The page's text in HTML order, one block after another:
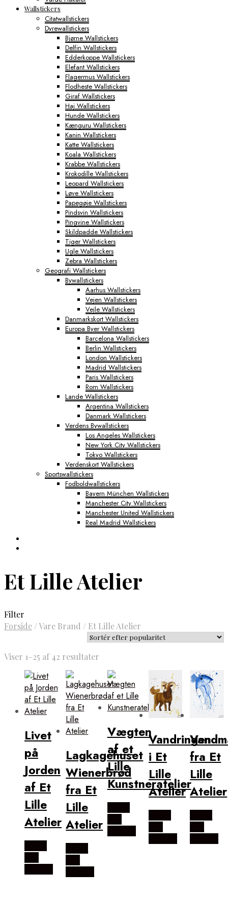
Wallstickers
Citatwallstickers
Dyrewallstickers
Bjørne Wallstickers
Delfin Wallstickers
Edderkoppe Wallstickers
Elefant Wallstickers
Flagermus Wallstickers
Flodheste Wallstickers
Giraf Wallstickers
Haj Wallstickers
Hunde Wallstickers
Kænguru Wallstickers
Kanin Wallstickers
Katte Wallstickers
Koala Wallstickers
Krabbe Wallstickers
Krokodille Wallstickers
Leopard Wallstickers
Løve Wallstickers
Papegøje Wallstickers
Pindsvin Wallstickers
Pingvine Wallstickers
Skildpadde Wallstickers
Tiger Wallstickers
Ugle Wallstickers
Zebra Wallstickers
Geografi Wallstickers
Bywallstickers
Aarhus Wallstickers
Vejen Wallstickers
Vejle Wallstickers
Danmarkskort Wallstickers
Europa Byer Wallstickers
Barcelona Wallstickers
Berlin Wallstickers
London Wallstickers
Madrid Wallstickers
Paris Wallstickers
Rom Wallstickers
Lande Wallstickers
Argentina Wallstickers
Danmark Wallstickers
Verdens Bywallstickers
Los Angeles Wallstickers
New York City Wallstickers
Tokyo Wallstickers
Verdenskort Wallstickers
Sportswallstickers
Fodboldwallstickers
Bayern München Wallstickers
Manchester City Wallstickers
Manchester United Wallstickers
Real Madrid Wallstickers
Et Lille Atelier
Filter
Forside /Vare Brand / Et Lille Atelier
Viser 1–25 af 42 resultater
popularitet
Livet
på
Jorden
af Et
Lille
Atelier
Lagkagehuset
Wienerbrød
fra Et
Lille
Atelier
Vægten
af et
Lille
Kunstneratelier
Vandringen
i Et
Lille
Atelier
fra Et
Lille
Atelier